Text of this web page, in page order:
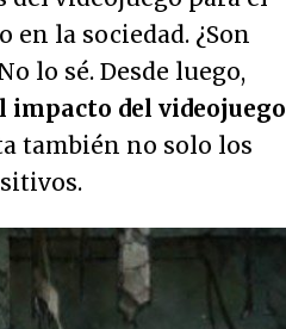
la sociedad. ¿Son
lo sé. Desde luego,
impacto del videojuego
también no solo los